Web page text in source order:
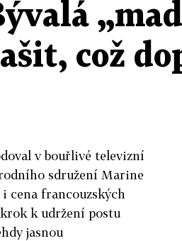
což
v bouřlivé televizní
sdružení Marine
cena francouzských
k udržení postu
jasnou